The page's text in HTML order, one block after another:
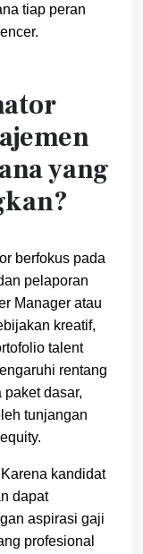
tiap peran
yang
berfokus pada
pelaporan
Manager atau
kreatif,
talent
rentang
dasar,
tunjangan
kandidat
dapat
aspirasi gaji
profesional